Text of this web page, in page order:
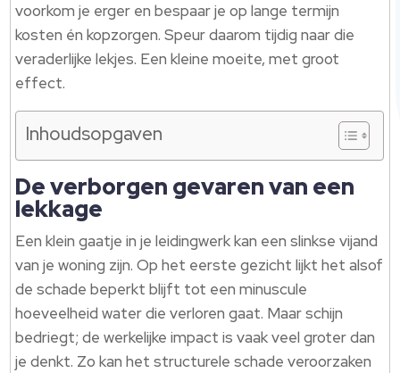
voorkom je erger en bespaar je op lange termijn
kosten én kopzorgen. Speur daarom tijdig naar die
veraderlijke lekjes. Een kleine moeite, met groot
effect.
Inhoudsopgaven
De verborgen gevaren van een
lekkage
Een klein gaatje in je leidingwerk kan een slinkse vijand
van je woning zijn. Op het eerste gezicht lijkt het alsof
de schade beperkt blijft tot een minuscule
hoeveelheid water die verloren gaat. Maar schijn
bedriegt; de werkelijke impact is vaak veel groter dan
je denkt. Zo kan het structurele schade veroorzaken